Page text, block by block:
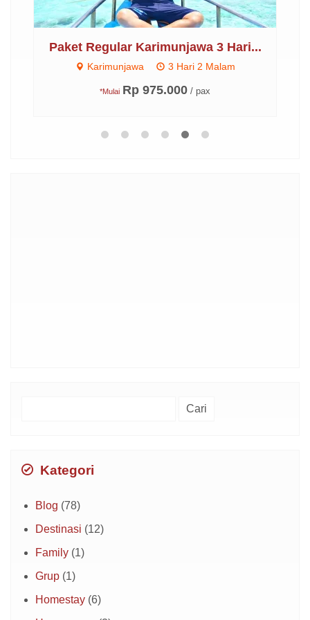
Paket Regular Karimunjawa 3 Hari...
Karimunjawa 3 Hari 2 Malam
*Mulai Rp 975.000 / pax
Kategori
Blog (78)
Destinasi (12)
Family (1)
Grup (1)
Homestay (6)